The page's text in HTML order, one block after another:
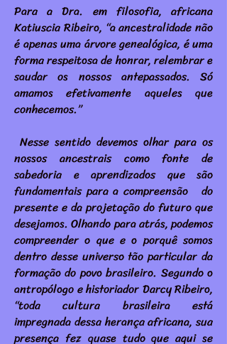
Para a Dra. em filosofia, africana
Katiuscia Ribeiro, “a ancestralidade não
é apenas uma árvore genealógica, é uma
forma respeitosa de honrar, relembrar e
saudar os nossos antepassados. Só
amamos efetivamente aqueles que
conhecemos.”
Nesse sentido devemos olhar para os
nossos ancestrais como fonte de
sabedoria e aprendizados que são
fundamentais para a compreensão do
presente e da projetação do futuro que
desejamos. Olhando para atrás, podemos
compreender o que e o porquê somos
dentro desse universo tão particular da
formação do povo brasileiro. Segundo o
antropólogo e historiador Darcy Ribeiro,
“toda cultura brasileira está
impregnada dessa herança africana, sua
presença fez quase tudo que aqui se